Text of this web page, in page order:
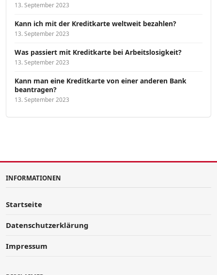
13. September 2023
Kann ich mit der Kreditkarte weltweit bezahlen?
13. September 2023
Was passiert mit Kreditkarte bei Arbeitslosigkeit?
13. September 2023
Kann man eine Kreditkarte von einer anderen Bank
beantragen?
13. September 2023
INFORMATIONEN
Startseite
Datenschutzerklärung
Impressum